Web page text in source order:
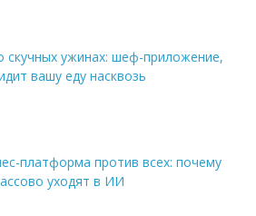
скучных ужинах: шеф-приложение,
вашу еду насквозь
платформа против всех: почему
уходят в ИИ